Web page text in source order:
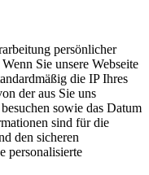
persönlicher
Sie unsere Webseite
die IP Ihres
der aus Sie uns
sowie das Datum
sind für die
den sicheren
personalisierte